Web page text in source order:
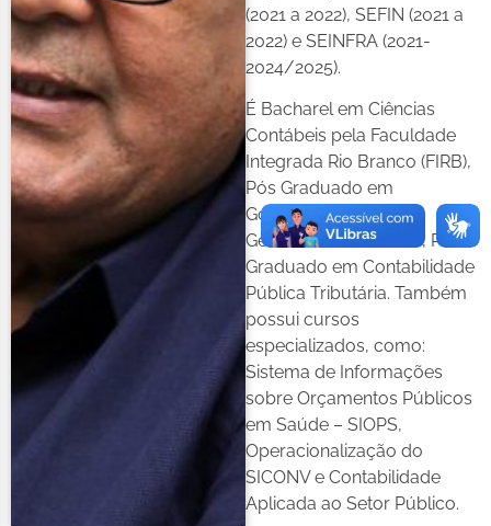
(2021 a 2022), SEFIN (2021 a
2022) e SEINFRA (2021-
2024/2025).
É Bacharel em Ciências
Contábeis pela Faculdade
Integrada Rio Branco (FIRB),
Pós Graduado em
Governança Pública e
Gestão Administrativa, Pós
Graduado em Contabilidade
Pública Tributária. Também
possui cursos
especializados, como:
Sistema de Informações
sobre Orçamentos Públicos
em Saúde – SIOPS,
Operacionalização do
SICONV e Contabilidade
Aplicada ao Setor Público.